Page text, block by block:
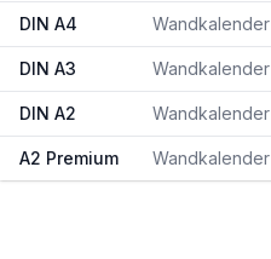
DIN A4 Wandkalender
DIN A3 Wandkalender
DIN A2 Wandkalender
A2 Premium Wandkalender